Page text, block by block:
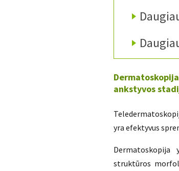
ankstyvos
yra efektyvus
struktūros